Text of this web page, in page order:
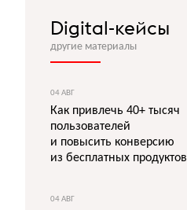
Digital-кейсы
другие материалы
04 АВГ
Как привлечь 40+ тысяч
пользователей
и повысить конверсию
из бесплатных продуктов
04 АВГ